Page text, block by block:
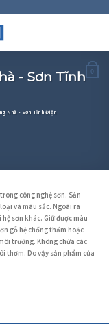
0
- Sơn Tĩnh
Nhà - Sơn Tĩnh Điện
công nghệ sơn. Sản
và màu sắc. Ngoài ra
sơn khác. Giữ được màu
gỗ hệ chống thấm hoặc
trường. Không chứa các
thơm. Do vậy sản phẩm của